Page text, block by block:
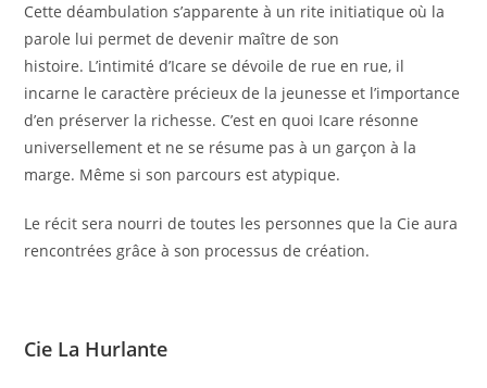
Cette déambulation s’apparente à un rite initiatique où la
parole lui permet de devenir maître de son
histoire. L’intimité d’Icare se dévoile de rue en rue, il
incarne le caractère précieux de la jeunesse et l’importance
d’en préserver la richesse. C’est en quoi Icare résonne
universellement et ne se résume pas à un garçon à la
marge. Même si son parcours est atypique.
Le récit sera nourri de toutes les personnes que la Cie aura
rencontrées grâce à son processus de création.
Cie La Hurlante